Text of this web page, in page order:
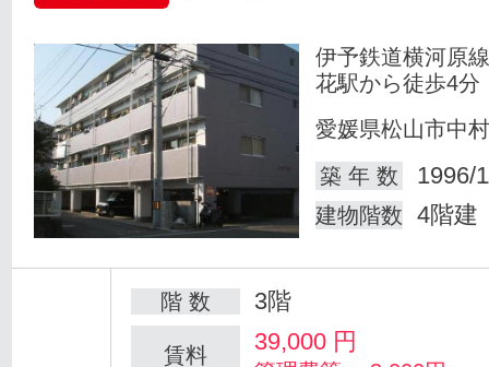
伊予鉄道横河原
花駅から徒歩4分
愛媛県松山市中村
築 年 数
1996/
建物階数 4階建
階 数 3階
賃料 39,000 円